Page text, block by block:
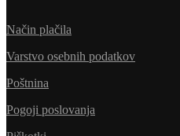
Način plačila
Varstvo osebnih podatkov
Poštnina
Pogoji poslovanja